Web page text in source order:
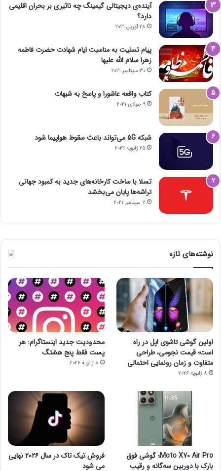
آینده‌ی دیجیتالی گیمینگ چه تاثیری بر بحران اقلیمی
دارد؟
28 آوریل 2021
پیام تسلیت به مناسبت ایام شهادت حضرت فاطمه
زهرا سلام الله علیها
30 سپتامبر 2021
کتاب واقعه عاشورا و پاسخ به شبهات
9 جولای 2021
شبکه 5G می‌تواند باعث سقوط هواپیما شود
25 ژانویه 2022
تسلا با ساخت کارخانه‌های جدید به کمبود جهانی
تراشه‌ها پایان می‌بخشد
7 سپتامبر 2021
نوشته‌های تازه
اولین گوشی تاشوی اپل در راه
است؛ قیمت نجومی، طراحی
متفاوت و زمان رونمایی احتمالی
8 ژانویه 2026
محدودیت جدید اینستاگرام: هر
پست فقط پنج هشتگ
8 ژانویه 2026
Moto X70 Air Pro؛ گوشی فوق
بارک با دوربین سه‌گانه و رقیب
فروش تیک تاک در سال ۲۰۲۶ نهایی
می شود